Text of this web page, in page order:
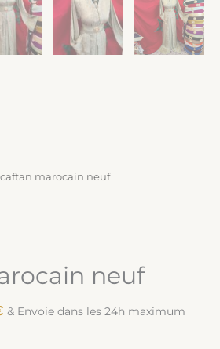
marocain neuf
neuf
& Envoie dans les 24h maximum